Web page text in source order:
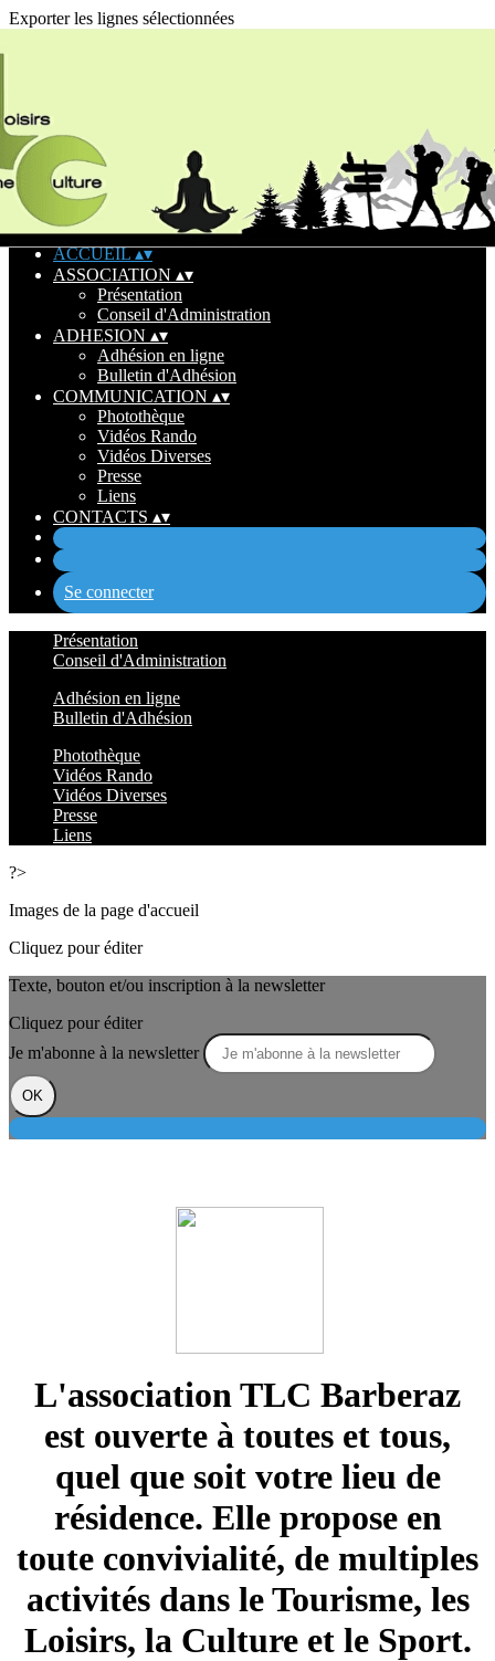
Exporter les lignes sélectionnées
Ajoutez un logo, un bouton, des réseaux sociaux
Cliquez pour éditer
ACCUEIL▴▾
ASSOCIATION ▴▾
Présentation
Conseil d'Administration
ADHESION ▴▾
Adhésion en ligne
Bulletin d'Adhésion
COMMUNICATION ▴▾
Photothèque
Vidéos Rando
Vidéos Diverses
Presse
Liens
CONTACTS ▴▾
Se connecter
Présentation
Conseil d'Administration
Adhésion en ligne
Bulletin d'Adhésion
Photothèque
Vidéos Rando
Vidéos Diverses
Presse
Liens
?>
Images de la page d'accueil
Cliquez pour éditer
Texte, bouton et/ou inscription à la newsletter
Cliquez pour éditer
Je m'abonne à la newsletter
OK
L'association TLC Barberaz
est ouverte à toutes et tous,
quel que soit votre lieu de
résidence. Elle propose en
toute convivialité, de multiples
activités dans le Tourisme, les
Loisirs, la Culture et le Sport.